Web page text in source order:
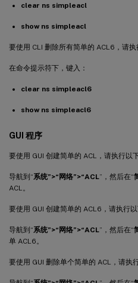
clear ns simpleacl
show ns simpleacl
要使用 CLI 删除所有简单的 ACL6，请执
在命令提示符下，键入：
clear ns simpleacl6
show ns simpleacl6
GUI 程序
要使用 GUI 创建简单的 ACL，请执行以
导航到“系统”>“网络”>“ACL”，然后在“
ACL。
要使用 GUI 创建简单的 ACL6，请执行以
导航到“系统”>“网络”>“ACL”，然后在“
单 ACL6。
要使用 GUI 删除单个简单的 ACL，请执